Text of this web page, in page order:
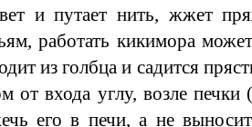
и путает нить, жжет
работать кикимора
из голбца и садится
от входа углу, возле
его в печи, а не